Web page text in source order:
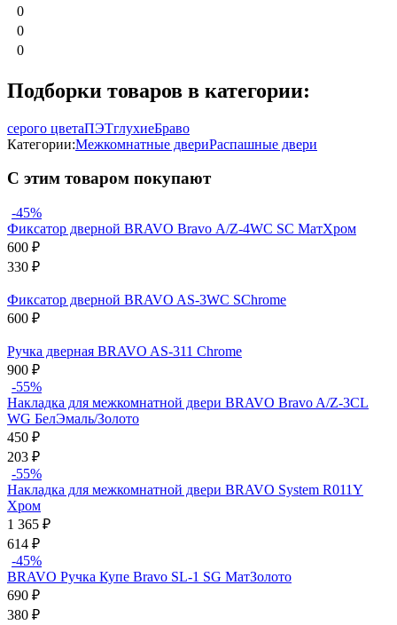
0
0
0
Подборки товаров в категории:
серого цветаПЭТглухиеБраво
Категории:Межкомнатные двериРаспашные двери
С этим товаром покупают
-45%
Фиксатор дверной BRAVO Bravo А/Z-4WC SC МатХром
600 ₽
330 ₽
Фиксатор дверной BRAVO AS-3WC SChrome
600 ₽
Ручка дверная BRAVO AS-311 Chrome
900 ₽
-55%
Накладка для межкомнатной двери BRAVO Bravo A/Z-3CL
WG БелЭмаль/Золото
450 ₽
203 ₽
-55%
Накладка для межкомнатной двери BRAVO System R011Y
Хром
1 365 ₽
614 ₽
-45%
BRAVO Ручка Купе Bravo SL-1 SG МатЗолото
690 ₽
380 ₽